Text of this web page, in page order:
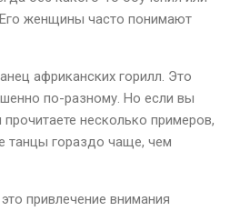
женщины часто понимают
африканских горилл. Это
по-разному. Но если вы
несколько примеров,
танцы гораздо чаще, чем
привлечение внимания